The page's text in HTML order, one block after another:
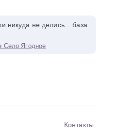
никуда не делись... база
Село Ягодное
Контакты